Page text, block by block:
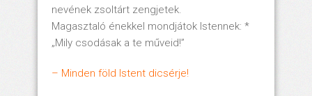
nevének zsoltárt zengjetek.
Magasztaló énekkel mondjátok Istennek: *
„Mily csodásak a te műveid!”
– Minden föld Istent dicsérje!